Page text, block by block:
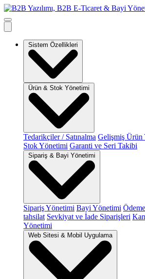
Sistem Özellikleri
Ürün & Stok Yönetimi
Tedarikçiler / Satınalma Gelişmiş Ürün
Stok Yönetimi Garanti ve Seri Takibi
Sipariş & Bayi Yönetimi
Sipariş Yönetimi Bayi Yönetimi
tahsilat Sevkiyat ve İade Siparişleri
Yönetimi
Web Sitesi & Mobil Uygulama